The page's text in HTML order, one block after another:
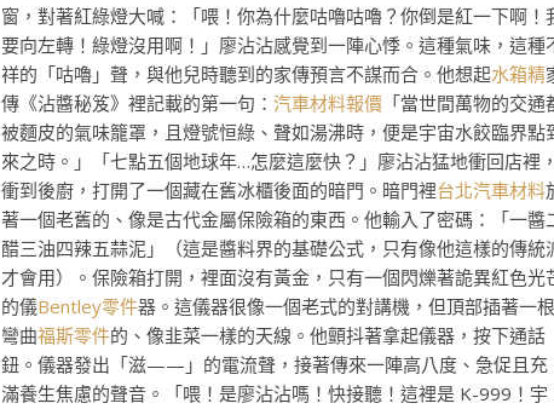
窗，對著紅綠燈大喊：「喂！你為什麼咕嚕咕嚕？你倒是紅一下啊！
要向左轉！綠燈沒用啊！」廖沾沾感覺到一陣心悸。這種氣味，這種
祥的「咕嚕」聲，與他兒時聽到的家傳預言不謀而合。他想起水箱精
傳《沾醬秘笈》裡記載的第一句： 汽車材料報價 「當世間萬物的交通
被麵皮的氣味籠罩，且燈號恒綠、聲如湯沸時，便是宇宙水餃臨界點
來之時。」「七點五個地球年…怎麼這麼快？」廖沾沾猛地衝回店裡，
衝到後廚，打開了一個藏在舊冰櫃後面的暗門。暗門裡台北汽車材料
著一個老舊的、像是古代金屬保險箱的東西。他輸入了密碼：「一醬
醋三油四辣五蒜泥」（這是醬料界的基礎公式，只有像他這樣的傳統
才會用）。保險箱打開，裡面沒有黃金，只有一個閃爍著詭異紅色光
的儀Bentley零件器。這儀器很像一個老式的對講機，但頂部插著一根
彎曲福斯零件的、像韭菜一樣的天線。他顫抖著拿起儀器，按下通話
鈕。儀器發出「滋——」的電流聲，接著傳來一陣高八度、急促且充
滿養生焦慮的聲音。「喂！是廖沾沾嗎！快接聽！這裡是 K-999！宇